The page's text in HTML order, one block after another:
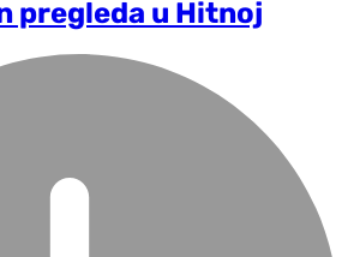
pregleda u Hitnoj